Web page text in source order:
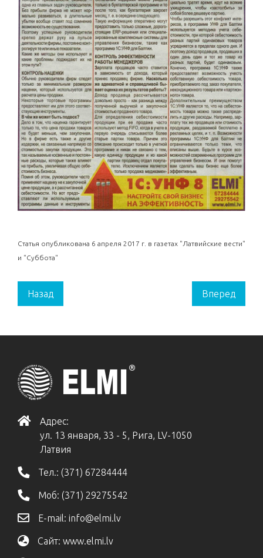
Статья опубликована 6 апреля 2017 г. в газетах "Латвийские вести"
и "Суббота"
Назад Вперед
Адрес:
ул. 13 января, 33 - 5, Рига, LV-1050
Латвия
Тел.: (371) 67284444
Моб: (371) 29275542
E-mail: info@elmi.lv
Сайт: www.elmi.lv